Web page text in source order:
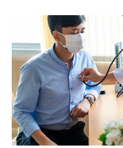
Selangor. # SUNWAY PYRAMID,
hubungan bersama keluarga dan
Pyramid, Subang Jaya. Tema untuk
dipanggil Wander Wonder, di mana
tumbuhan gergasi yang cantik,
dan juga pari-pari untuk anda
kelestarian alam sekitar, beberapa
bahan kitar semula. Anda juga boleh